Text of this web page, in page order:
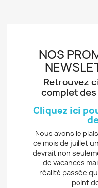
NOS
Retrouvez
complet
Cliquez ici
Nous avons le
ce mois de juillet
devrait non
de vacances
réalité passée
point